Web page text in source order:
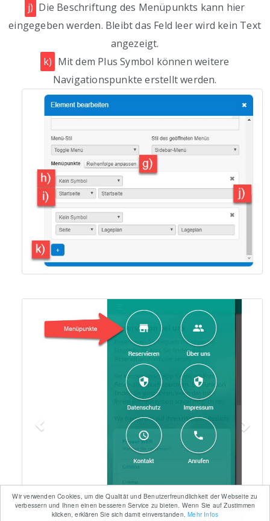
Wir verwenden Cookies, um die Qualität und Benutzerfreundlichkeit der Webseite zu
verbessern und Ihnen einen besseren Service zu bieten. Wenn Sie auf Zustimmen
klicken, erklären Sie sich damit einverstanden.Mehr Infos
j) Die Beschriftung des Menüpunkts kann hier
eingegeben werden. Bleibt das Feld leer wird kein Text
angezeigt.
k) Mit dem Plus Symbol können weitere
Navigationspunkte erstellt werden.